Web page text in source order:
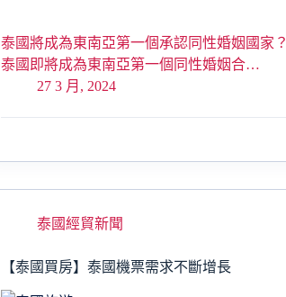
泰國將成為東南亞第一個承認同性婚姻國家？
泰國即將成為東南亞第一個同性婚姻合…
27 3 月, 2024
泰國經貿新聞
【泰國買房】泰國機票需求不斷增長